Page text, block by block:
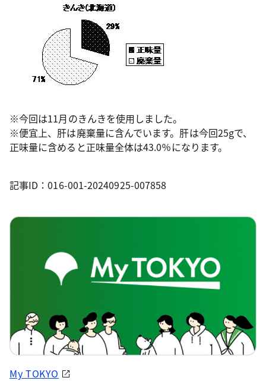
※今回は11月のきんきを使用しました。
※便宜上、肝は廃棄量に含んでいます。肝は今回25gで、
正味量に含めると正味量全体は43.0％になります。
記事ID：016-001-20240925-007858
My TOKYO